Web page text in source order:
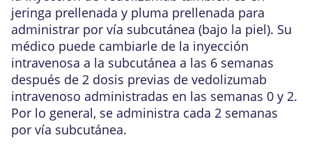
jeringa prellenada y pluma prellenada para
administrar por vía subcutánea (bajo la piel). Su
médico puede cambiarle de la inyección
intravenosa a la subcutánea a las 6 semanas
después de 2 dosis previas de vedolizumab
intravenoso administradas en las semanas 0 y 2.
Por lo general, se administra cada 2 semanas
por vía subcutánea.